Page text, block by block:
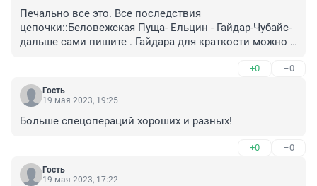
Печально все это. Все последствия
цепочки::Беловежская Пуща- Ельцин - Гайдар-Чубайс-
дальше сами пишите . Гайдара для краткости можно
+0 –0
Гость
19 мая 2023, 19:25
Больше спецопераций хороших и разных!
+0 –0
Гость
19 мая 2023, 17:22